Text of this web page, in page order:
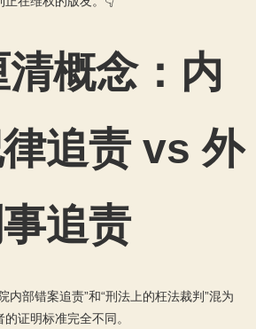
概念：内
追责 vs 外
追责
内部错案追责”和“刑法上的枉法裁判”混为
证明标准完全不同。